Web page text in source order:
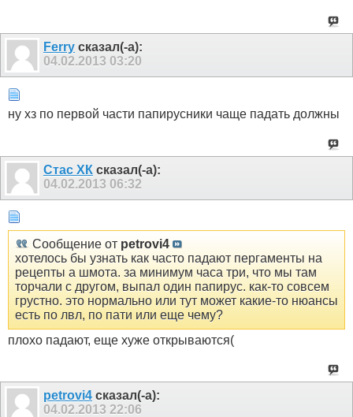
Ferry сказал(-а):
04.02.2013 03:20
ну хз по первой части папирусники чаще падать должны
Стас ХК сказал(-а):
04.02.2013 06:32
Сообщение от petrovi4
хотелось бы узнать как часто падают пергаменты на
рецепты а шмота. за минимум часа три, что мы там
торчали с другом, выпал один папирус. как-то совсем
грустно. это нормально или тут может какие-то нюансы
есть по лвл, по пати или еще чему?
плохо падают, еще хуже открываются(
petrovi4 сказал(-а):
04.02.2013 22:06